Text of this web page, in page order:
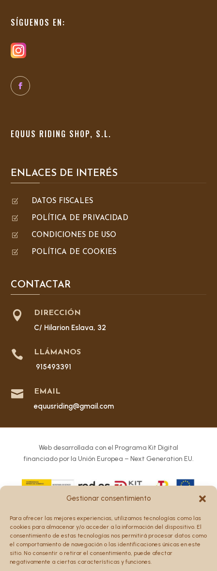
Gestionar consentimiento
Para ofrecer las mejores experiencias, utilizamos tecnologías como las
cookies para almacenar y/o acceder a la información del dispositivo. El
consentimiento de estas tecnologías nos permitirá procesar datos como
el comportamiento de navegación o las identificaciones únicas en este
sitio. No consentir o retirar el consentimiento, puede afectar
negativamente a ciertas características y funciones.
SÍGUENOS EN:
EQUUS RIDING SHOP, S.L.
ENLACES DE INTERÉS
Z DATOS FISCALES
Z POLÍTICA DE PRIVACIDAD
Z CONDICIONES DE USO
Z POLÍTICA DE COOKIES
CONTACTAR
 DIRECCIÓN
C/ Hilarion Eslava, 32
 LLÁMANOS
915493391
 EMAIL
equusriding@gmail.com
Web desarrollada con el Programa Kit Digital
financiado por la Unión Europea – Next Generation EU.
son únicamente los del autor o autores y no reflejan
necesariamente los de la Unión Europea o la Comisión
Europea.
Ni la Unión Europea ni la Comisión Europea pueden ser